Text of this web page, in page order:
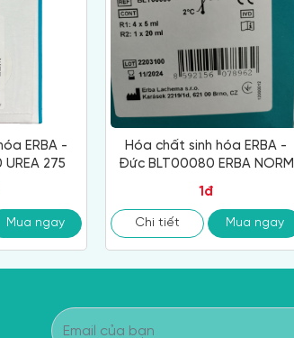
ERBA -
275
Mua ngay
Hóa chất sinh hóa ERBA -
Đức BLT00080 ERBA NORM
1đ
Chi tiết Mua ngay